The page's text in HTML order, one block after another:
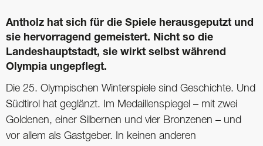
Antholz hat sich für die Spiele herausgeputzt und
sie hervorragend gemeistert. Nicht so die
Landeshauptstadt, sie wirkt selbst während
Olympia ungepflegt.
Die 25. Olympischen Winterspiele sind Geschichte. Und
Südtirol hat geglänzt. Im Medaillenspiegel – mit zwei
Goldenen, einer Silbernen und vier Bronzenen – und
vor allem als Gastgeber. In keinen anderen